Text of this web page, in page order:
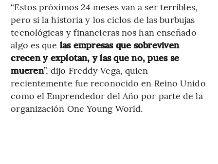
“Estos próximos 24 meses van a ser terribles,
pero si la historia y los ciclos de las burbujas
tecnológicas y financieras nos han enseñado
algo es que las empresas que sobreviven
crecen y explotan, y las que no, pues se
mueren”, dijo Freddy Vega, quien
recientemente fue reconocido en Reino Unido
como el Emprendedor del Año por parte de la
organización One Young World.